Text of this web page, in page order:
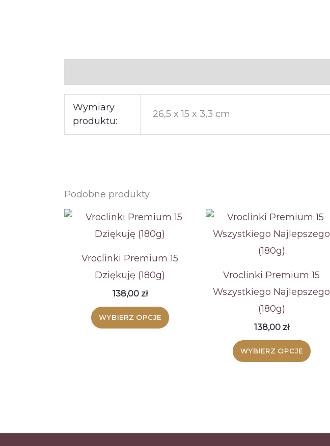
Wymiary
produktu:
26,5 x 15 x 3,3 cm
Podobne produkty
Vroclinki Premium 15
Dziękuję (180g)
138,00 zł
WYBIERZ OPCJE
Vroclinki Premium 15
Wszystkiego Najlepszego
(180g)
138,00 zł
WYBIERZ OPCJE